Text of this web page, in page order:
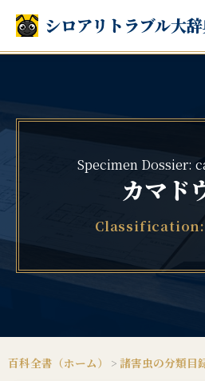
シロアリトラブル大
Specimen Dossier:
カマド
Classification:
百科全書（ホーム） > 諸害虫の分類目